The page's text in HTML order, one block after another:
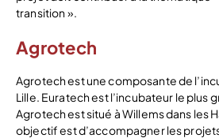
transition ».
Agrotech
Agrotech est une composante de
Lille. Euratech est l’incubateur le plus
Agrotech est situé à Willems dans les
objectif est d’accompagner les